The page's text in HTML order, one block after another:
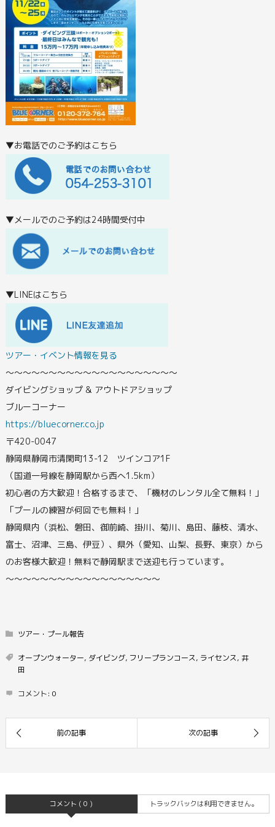
▼お電話でのご予約はこちら
▼メールでのご予約は24時間受付中
▼LINEはこちら
ツアー・イベント情報を見る
〜〜〜〜〜〜〜〜〜〜〜〜〜〜〜〜〜〜〜〜
ダイビングショップ & アウトドアショップ
ブルーコーナー
https://bluecorner.co.jp
〒420-0047
静岡県静岡市清閑町13-12 ツインコア1F
（国道一号線を静岡駅から西へ1.5km）
初心者の方大歓迎！合格するまで、「機材のレンタル全て無料！」
「プールの練習が何回でも無料！」
静岡県内（浜松、磐田、御前崎、掛川、菊川、島田、藤枝、清水、
富士、沼津、三島、伊豆）、県外（愛知、山梨、長野、東京）から
のお客様大歓迎！無料で静岡駅まで送迎も行っています。
〜〜〜〜〜〜〜〜〜〜〜〜〜〜〜〜〜〜
ツアー・プール報告
オープンウォーター, ダイビング, フリープランコース, ライセンス, 井
田
コメント: 0
コメント ( 0 ) トラックバックは利用できません。